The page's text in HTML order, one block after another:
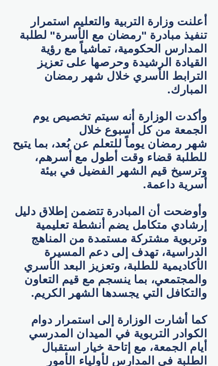
أعلنت وزارة التربية والتعليم استمرار
تنفيذ مبادرة "رمضان مع الأسرة" لطلبة
المدارس الحكومية، تماشياً مع رؤية
القيادة الرشيدة وحرصها على تعزيز
الترابط الأسري خلال شهر رمضان
المبارك.
وأكدت الوزارة أنه سيتم تخصيص يوم
الجمعة من كل أسبوع خلال
شهر رمضان يوماً للتعلم عن بُعد، بما يتيح
للطلبة قضاء وقت أطول مع أسرهم،
وترسيخ قيم الشهر الفضيل في بيئة
أسرية داعمة.
وأوضحت أن المبادرة تتضمن إطلاق دليل
إرشادي متكامل يضم أنشطة تعليمية
وتربوية مشتركة مستمدة من المناهج
الدراسية، تهدف إلى دعم المسيرة
الأكاديمية للطلبة، وتعزيز البعد الأسري
والمجتمعي، بما ينسجم مع قيم التعاون
والتكافل التي يجسدها الشهر الكريم.
كما أشارت الوزارة إلى استمرار دوام
الكوادر التربوية في الميدان المدرسي
أيام الجمعة، مع إتاحة خيار استقبال
الطلبة في المدارس لأولياء الأمور